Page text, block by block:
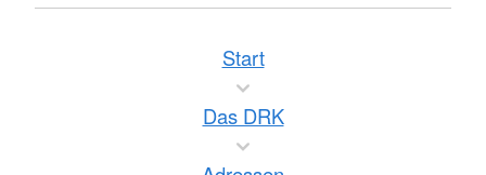
Start
Das DRK